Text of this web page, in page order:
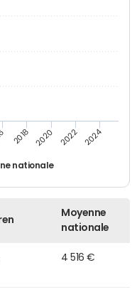
nationale
2018 2020 2022 2024
Moyenne
nationale
4 516 €